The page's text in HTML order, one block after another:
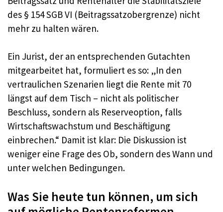
des § 154 SGB VI (Beitragssatzobergrenze) nicht
mehr zu halten wären.
Ein Jurist, der an entsprechenden Gutachten
mitgearbeitet hat, formuliert es so: „In den
vertraulichen Szenarien liegt die Rente mit 70
längst auf dem Tisch – nicht als politischer
Beschluss, sondern als Reserveoption, falls
Wirtschaftswachstum und Beschäftigung
einbrechen.“ Damit ist klar: Die Diskussion ist
weniger eine Frage des Ob, sondern des Wann und
unter welchen Bedingungen.
Was Sie heute tun können, um sich